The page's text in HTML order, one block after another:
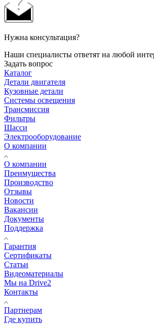
Нужна консультация?
Наши специалисты ответят на любой
Задать вопрос
Каталог
Детали двигателя
Кузовные детали
Системы освещения
Трансмиссия
Фильтры
Шасси
Электрооборудование
О компании
О компании
Преимущества
Производство
Отзывы
Новости
Вакансии
Документы
Поддержка
Гарантия
Сертификаты
Статьи
Видеоматериалы
Мы на Drive2
Контакты
Партнерам
Где купить